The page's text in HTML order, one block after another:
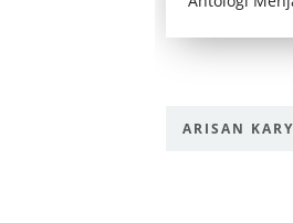
ARISAN